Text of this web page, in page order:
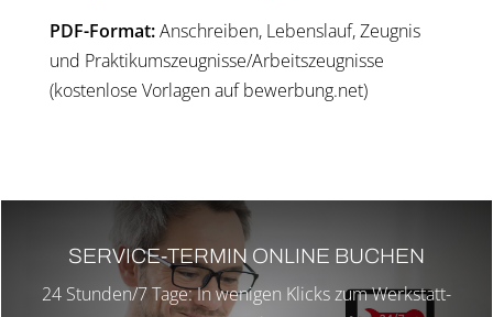
PDF-For­mat:Anschrei­ben, Lebens­lauf, Zeug­nis
und Praktikumszeugnisse/Arbeitszeugnisse
(kos­ten­lo­se Vor­la­gen auf bewerbung.net)
SER­VICE-TER­MIN ONLINE BUCHEN
24 Stunden/7 Tage: In weni­gen Klicks zum Werkstatt-